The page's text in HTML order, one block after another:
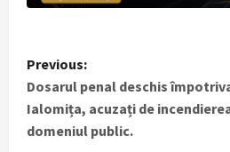
P
o
s
Previous:
Dosarul penal deschis
Ialomița, acuzați de
domeniul public.